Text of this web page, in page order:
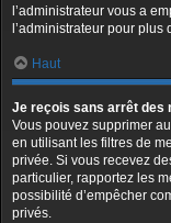
l’administrateur vous a
l’administrateur pour plus
Haut
Je reçois sans arrêt des
Vous pouvez supprimer
en utilisant les filtres de
privée. Si vous recevez
particulier, rapportez les
possibilité d’empêcher
privés.